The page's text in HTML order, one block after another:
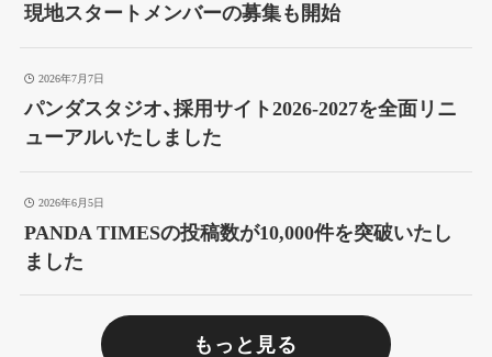
現地スタートメンバーの募集も開始
2026年7月7日
パンダスタジオ、採用サイト2026-2027を全面リニ
ューアルいたしました
2026年6月5日
PANDA TIMESの投稿数が10,000件を突破いたし
ました
もっと見る